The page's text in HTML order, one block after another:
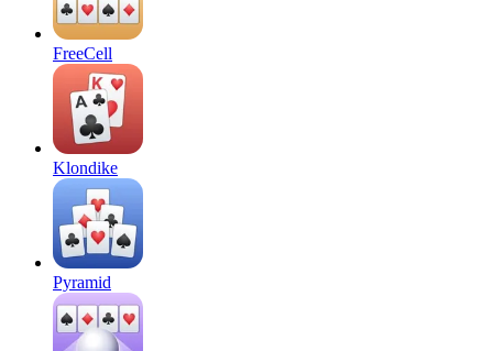
FreeCell
Klondike
Pyramid